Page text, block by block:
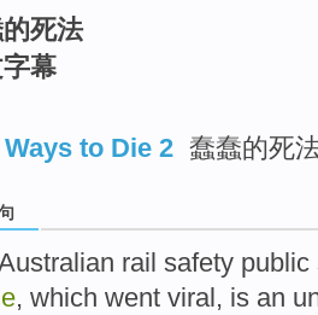
死法
幕
to Die 2 蠢蠢的死
rail safety
, which went viral, is an